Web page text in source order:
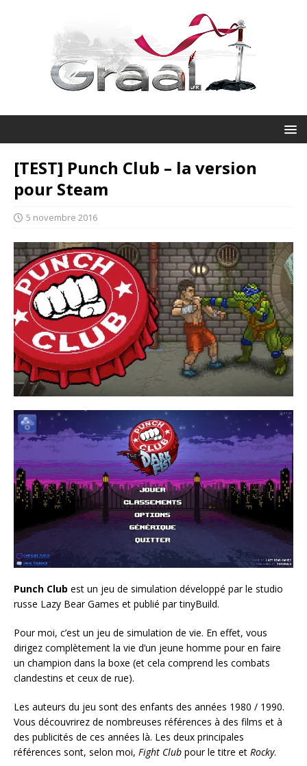
[TEST] Punch Club – la version
pour Steam
5 novembre 2016
Punch Club est un jeu de simulation développé par le studio
russe Lazy Bear Games et publié par tinyBuild.
Pour moi, c’est un jeu de simulation de vie. En effet, vous
dirigez complètement la vie d’un jeune homme pour en faire
un champion dans la boxe (et cela comprend les combats
clandestins et ceux de rue).
Les auteurs du jeu sont des enfants des années 1980 / 1990.
Vous découvrirez de nombreuses références à des films et à
des publicités de ces années là. Les deux principales
références sont, selon moi, Fight Club pour le titre et Rocky.